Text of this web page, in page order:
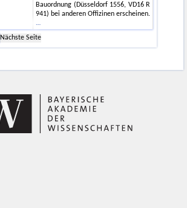
Bauordnung (Düsseldorf 1556, VD16 R
941) bei anderen Offizinen erscheinen.
Nächste Seite